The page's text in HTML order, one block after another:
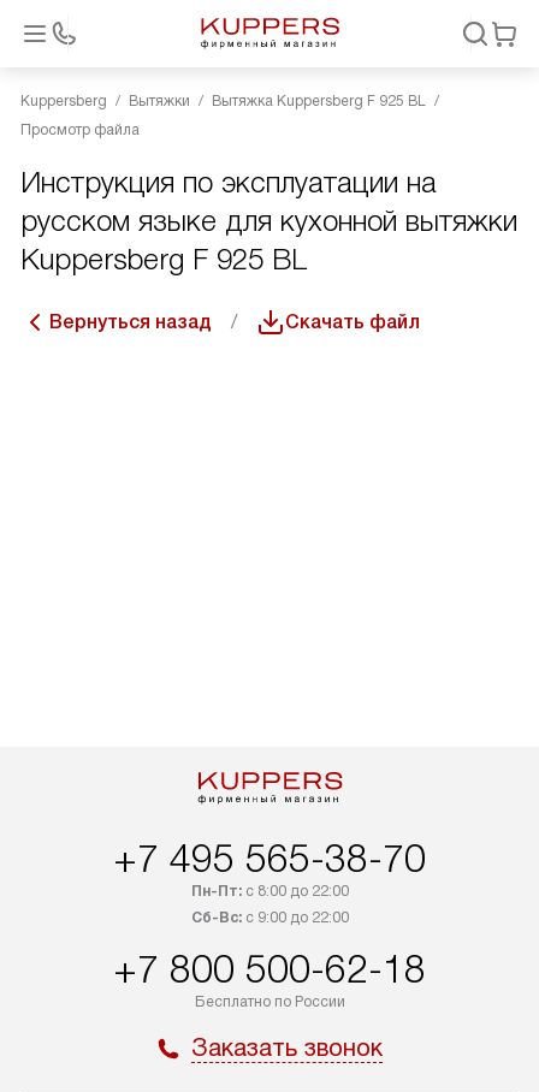
Kuppersberg Вытяжки
Вытяжка Kuppersberg F 925 BL
Просмотр файла
Инструкция по эксплуатации на
русском языке для кухонной вытяжки
Kuppersberg F 925 BL
Вернуться назад Скачать файл
+7 495 565-38-70
Пн-Пт:с 8:00 до 22:00
Сб-Вс:с 9:00 до 22:00
+7 800 500-62-18
Бесплатно по России
Заказать звонок